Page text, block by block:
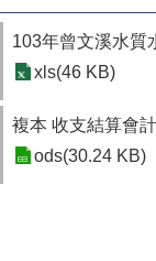
103年曾文溪水質
xls(46 KB)
複本 收支結算會
ods(30.24 KB)